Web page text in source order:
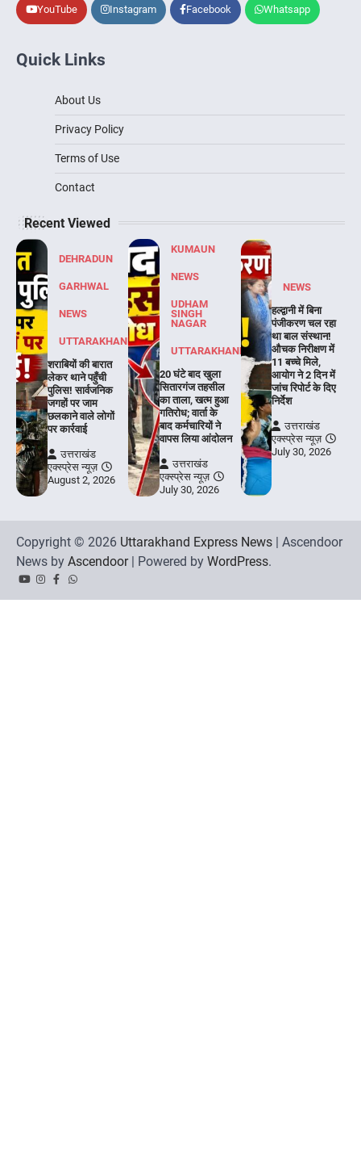
YouTube Instagram Facebook Whatsapp
Quick Links
About Us
Privacy Policy
Terms of Use
Contact
Recent Viewed
DEHRADUN
GARHWAL
NEWS
UTTARAKHAND
शराबियों की बारात
लेकर थाने पहुँची
पुलिस! सार्वजनिक
जगहों पर जाम
छलकाने वाले लोगों
पर कार्रवाई
उत्तराखंड
एक्स्प्रेस न्यूज़
August 2, 2026
KUMAUN
NEWS
UDHAM
SINGH
NAGAR
UTTARAKHAND
20 घंटे बाद खुला
सितारगंज तहसील
का ताला, खत्म हुआ
गतिरोध; वार्ता के
बाद कर्मचारियों ने
वापस लिया आंदोलन
उत्तराखंड
एक्स्प्रेस न्यूज़
July 30, 2026
NEWS
हल्द्वानी में बिना
पंजीकरण चल रहा
था बाल संस्थान!
औचक निरीक्षण में
11 बच्चे मिले,
आयोग ने 2 दिन में
जांच रिपोर्ट के दिए
निर्देश
उत्तराखंड
एक्स्प्रेस न्यूज़
July 30, 2026
Copyright © 2026 Uttarakhand Express News | Ascendoor
News by Ascendoor| Powered by WordPress.
YouTubeInstagram
Facebook
Whatsapp